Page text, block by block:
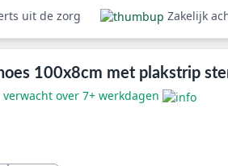
uit de zorg Zakelijk
100x8cm met plakstrip
over 7+ werkdagen